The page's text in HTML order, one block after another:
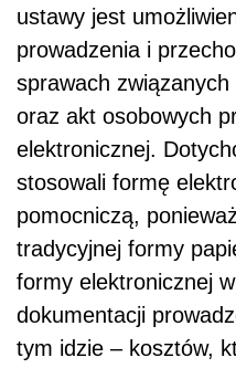
ustawy jest
prowadzenia i
sprawach
oraz akt osobowych
elektronicznej.
stosowali formę
pomocniczą,
tradycyjnej formy
formy elektronicznej
dokumentacji
tym idzie – kosztów,